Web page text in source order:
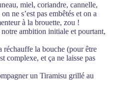
miel, coriandre, cannelle,
ne s’est pas embêtés et on a
à la brouette, zou !
ambition initiale et pourtant,
réchauffe la bouche (pour être
complexe, et ça ne laisse pas
un Tiramisu grillé au